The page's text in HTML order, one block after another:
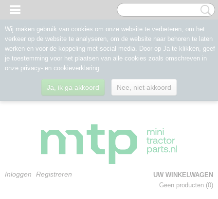
Inloggen Registreren
UW WINKELWAGEN
Geen producten (0)
Wij maken gebruik van cookies om onze website te verbeteren, om het
verkeer op de website te analyseren, om de website naar behoren te laten
werken en voor de koppeling met social media. Door op Ja te klikken, geef
je toestemming voor het plaatsen van alle cookies zoals omschreven in
onze privacy- en cookieverklaring.
Ja, ik ga akkoord Nee, niet akkoord